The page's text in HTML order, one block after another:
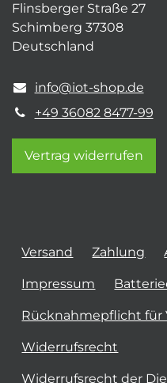
Flinsberger Straße 27
Schimberg 37308
Deutschland
info@iot-shop.de
+49 36082 8477-99
Vertrag widerrufen
Versand Zahlung
Impressum
Rücknahmepflicht für
Widerrufsrecht
Widerrufsrecht der